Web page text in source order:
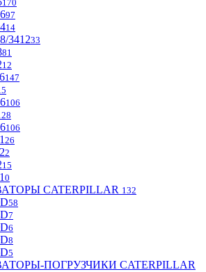
170
97
14
341233
81
12
147
5
106
106
26
2
15
0
CATERPILLAR 132
58
7
6
8
5
ПОГРУЗЧИКИ CATERPILLAR